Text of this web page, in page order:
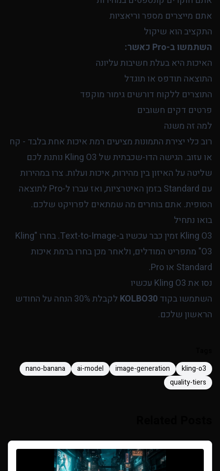
אתם מייצרים מספר וריאציות
התקציב הוא שיקול
השתמשו ב-Pro כאשר:
האיכות היא בעלת חשיבות עליונה
התוצאה תודפס או תוגדל
התוצרים ללקוח דורשים גימור מוקפד
פרטים דקים חשובים
למה זה משנה
רוב כלי יצירת התמונות מציעים רמת איכות אחת בלבד - קח
או עזוב. הגישה הדו-שכבתית של Kling O3 נותנת לכם
שליטה על האיזון בין מהירות, איכות ועלות. צרו במהירות
עם Standard בזמן האיטרציות, ואז עברו ל-Pro לתוצאה
הסופית. אתם בוחרים מה שמתאים לפרויקט שלכם.
בואו נתחיל
Kling O3 זמין כבר עכשיו ב-Text-to-Image. בחרו "Kling
O3" מתפריט המודלים, ולאחר מכן בחרו ברמת איכות
Standard או Pro.
נסו את Kling O3 עכשיו
השתמשו בקודKOLBO30
לקבלת 30% הנחה על החודש
הראשון שלכם.
kling-o3
image-generation
ai-model
nano-banana
quality-tiers